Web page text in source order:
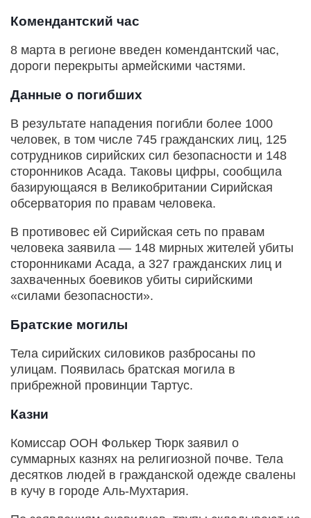
Комендантский час
8 марта в регионе введен комендантский час,
дороги перекрыты армейскими частями.
Данные о погибших
В результате нападения погибли более 1000
человек, в том числе 745 гражданских лиц, 125
сотрудников сирийских сил безопасности и 148
сторонников Асада. Таковы цифры, сообщила
базирующаяся в Великобритании Сирийская
обсерватория по правам человека.
В противовес ей Сирийская сеть по правам
человека заявила — 148 мирных жителей убиты
сторонниками Асада, а 327 гражданских лиц и
захваченных боевиков убиты сирийскими
«силами безопасности».
Братские могилы
Тела сирийских силовиков разбросаны по
улицам. Появилась братская могила в
прибрежной провинции Тартус.
Казни
Комиссар ООН Фолькер Тюрк заявил о
суммарных казнях на религиозной почве. Тела
десятков людей в гражданской одежде свалены
в кучу в городе Аль-Мухтария.